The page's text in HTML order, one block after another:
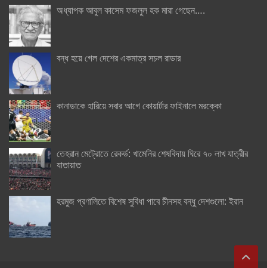
অধ্যাপক আবুল কাসেম ফজলুল হক মারা গেছেন….
বন্ধ হয়ে গেল দেশের একমাত্র সচল রাডার
কানাডাকে হারিয়ে সবার আগে কোয়ার্টার ফাইনালে মরক্কো
তেহরান মেট্রোতে রেকর্ড: খামেনির শেষবিদায় ঘিরে ৭০ লাখ যাত্রীর
যাতায়াত
হরমুজ প্রণালিতে বিশেষ সুবিধা পাবে চীনসহ বন্ধু দেশগুলো: ইরান